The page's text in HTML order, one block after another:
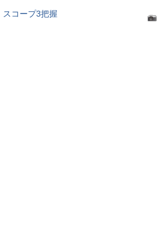
スコープ3把握